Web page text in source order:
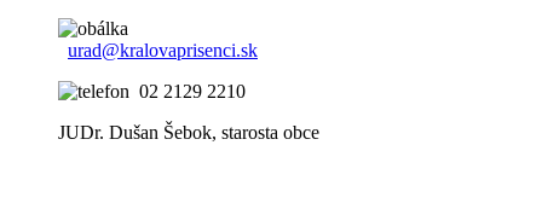
urad@kralovaprisenci.sk
02 2129 2210
JUDr. Dušan Šebok, starosta obce